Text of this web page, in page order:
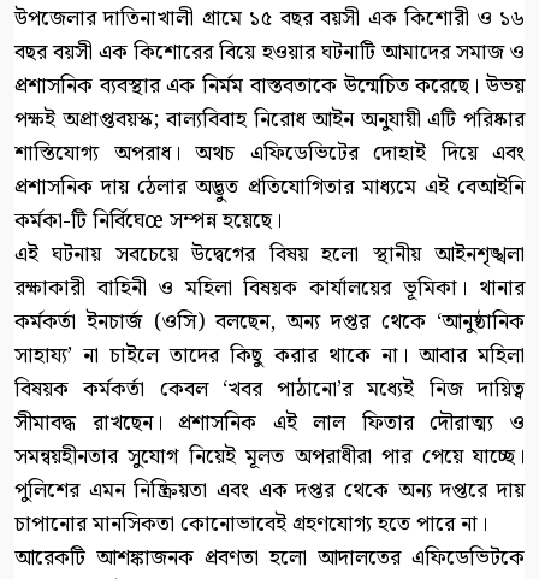
উপজেলার দাতিনাখালী গ্রামে ১৫ বছর বয়সী এক কিশোরী ও ১৬
বছর বয়সী এক কিশোরের বিয়ে হওয়ার ঘটনাটি আমাদের সমাজ ও
প্রশাসনিক ব্যবস্থার এক নির্মম বাস্তবতাকে উন্মেচিত করেছে। উভয়
পক্ষই অপ্রাপ্তবয়স্ক; বাল্যবিবাহ নিরোধ আইন অনুযায়ী এটি পরিষ্কার
শাস্তিযোগ্য অপরাধ। অথচ এফিডেভিটের দোহাই দিয়ে এবং
প্রশাসনিক দায় ঠেলার অদ্ভুত প্রতিযোগিতার মাধ্যমে এই বেআইনি
কর্মকা-টি নির্বিঘেœ সম্পন্ন হয়েছে।
এই ঘটনায় সবচেয়ে উদ্বেগের বিষয় হলো স্থানীয় আইনশৃঙ্খলা
রক্ষাকারী বাহিনী ও মহিলা বিষয়ক কার্যালয়ের ভূমিকা। থানার
কর্মকর্তা ইনচার্জ (ওসি) বলছেন, অন্য দপ্তর থেকে ‘আনুষ্ঠানিক
সাহায্য’ না চাইলে তাদের কিছু করার থাকে না। আবার মহিলা
বিষয়ক কর্মকর্তা কেবল ‘খবর পাঠানো’র মধ্যেই নিজ দায়িত্ব
সীমাবদ্ধ রাখছেন। প্রশাসনিক এই লাল ফিতার দৌরাত্ম্য ও
সমন্বয়হীনতার সুযোগ নিয়েই মূলত অপরাধীরা পার পেয়ে যাচ্ছে।
পুলিশের এমন নিষ্ক্রিয়তা এবং এক দপ্তর থেকে অন্য দপ্তরে দায়
চাপানোর মানসিকতা কোনোভাবেই গ্রহণযোগ্য হতে পারে না।
আরেকটি আশঙ্কাজনক প্রবণতা হলো আদালতের এফিডেভিটকে